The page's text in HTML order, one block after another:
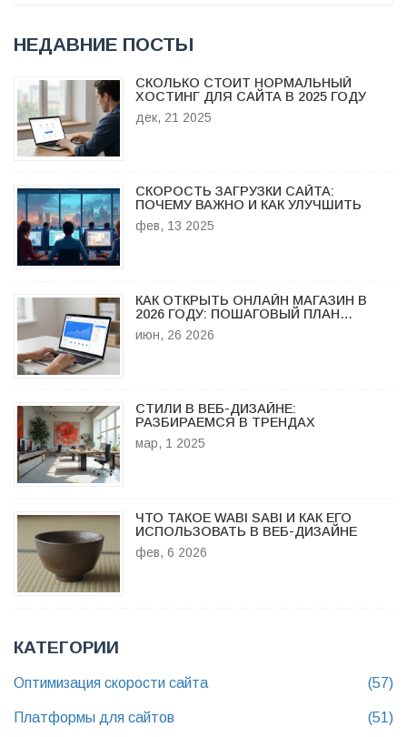
НЕДАВНИЕ ПОСТЫ
СКОЛЬКО СТОИТ НОРМАЛЬНЫЙ
ХОСТИНГ ДЛЯ САЙТА В 2025 ГОДУ
дек, 21 2025
СКОРОСТЬ ЗАГРУЗКИ САЙТА:
ПОЧЕМУ ВАЖНО И КАК УЛУЧШИТЬ
фев, 13 2025
КАК ОТКРЫТЬ ОНЛАЙН МАГАЗИН В
2026 ГОДУ: ПОШАГОВЫЙ ПЛАН
ЗАПУСКА
июн, 26 2026
СТИЛИ В ВЕБ-ДИЗАЙНЕ:
РАЗБИРАЕМСЯ В ТРЕНДАХ
мар, 1 2025
ЧТО ТАКОЕ WABI SABI И КАК ЕГО
ИСПОЛЬЗОВАТЬ В ВЕБ-ДИЗАЙНЕ
фев, 6 2026
КАТЕГОРИИ
Оптимизация скорости сайта (57)
Платформы для сайтов (51)